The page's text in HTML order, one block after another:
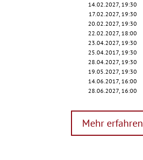
14.02.2027, 19:30
17.02.2027, 19:30
20.02.2027, 19:30
22.02.2027, 18:00
23.04.2027, 19:30
25.04.2017, 19:30
28.04.2027, 19:30
19.05.2027, 19:30
14.06.2017, 16:00
28.06.2027, 16:00
Mehr erfahren